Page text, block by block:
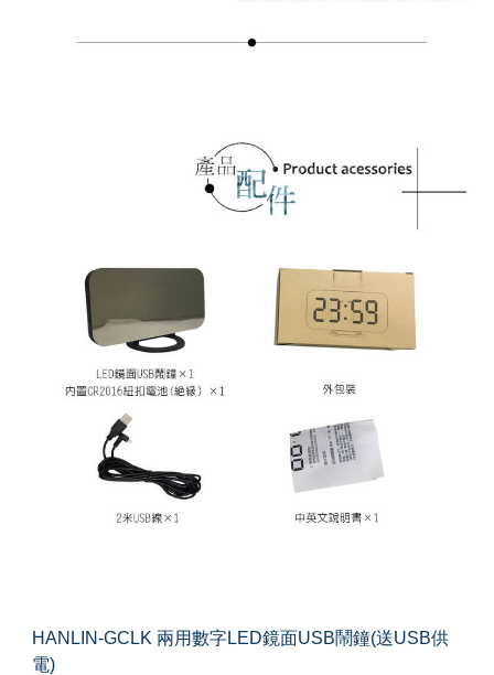
HANLIN-GCLK 兩用數字LED鏡面USB鬧鐘(送USB供
電)